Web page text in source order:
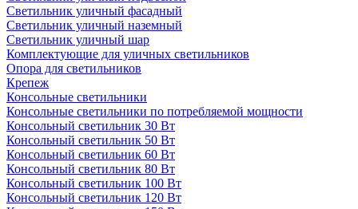
Светильник уличный фасадный
Светильник уличный наземный
Cветильник уличный шар
Комплектующие для уличных светильников
Опора для светильников
Крепеж
Консольные светильники
Консольные светильники по потребляемой мощности
Консольный светильник 30 Вт
Консольный светильник 50 Вт
Консольный светильник 60 Вт
Консольный светильник 80 Вт
Консольный светильник 100 Вт
Консольный светильник 120 Вт